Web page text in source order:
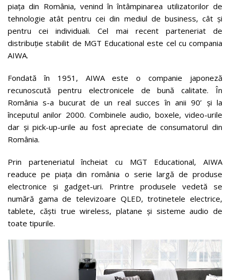
piața din România, venind în întâmpinarea utilizatorilor de
tehnologie atât pentru cei din mediul de business, cât și
pentru cei individuali. Cel mai recent parteneriat de
distribuție stabilit de MGT Educational este cel cu compania
AIWA.
Fondată în 1951, AIWA este o companie japoneză
recunoscută pentru electronicele de bună calitate. În
România s-a bucurat de un real succes în anii 90’ și la
începutul anilor 2000. Combinele audio, boxele, video-urile
dar și pick-up-urile au fost apreciate de consumatorul din
România.
Prin parteneriatul încheiat cu MGT Educational, AIWA
readuce pe piaţa din românia o serie largă de produse
electronice și gadget-uri. Printre produsele vedetă se
numără gama de televizoare QLED, trotinetele electrice,
tablete, căşti true wireless, platane și sisteme audio de
toate tipurile.